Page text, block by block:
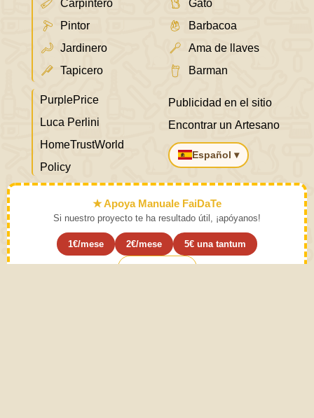
Carpintero
Pintor
Jardinero
Tapicero
Gato
Barbacoa
Ama de llaves
Barman
PurplePrice
Luca Perlini
HomeTrustWorld
Policy
Publicidad en el sitio
Encontrar un Artesano
Español ▾
★ Apoya Manuale FaiDaTe
Si nuestro proyecto te ha resultado útil, ¡apóyanos!
1€/mese 2€/mese 5€ una tantum
Suscribirse ›